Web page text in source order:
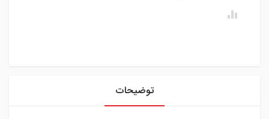
توضیحات